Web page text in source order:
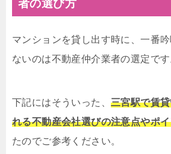
者の選び方
マンションを貸し出す時に、一番
ないのは不動産仲介業者の選定です
下記にはそういった、 三宮駅で賃
れる不動産会社選びの注意点やポ
たのでご参考ください。